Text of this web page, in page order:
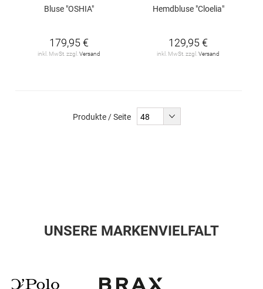
Bluse "OSHIA"
179,95 €
inkl. MwSt. zzgl. Versand
Hemdbluse "Cloelia"
129,95 €
inkl. MwSt. zzgl. Versand
Produkte / Seite
UNSERE MARKENVIELFALT